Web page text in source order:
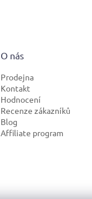
O nás
Prodejna
Kontakt
Hodnocení
Recenze zákazníků
Blog
Affiliate program